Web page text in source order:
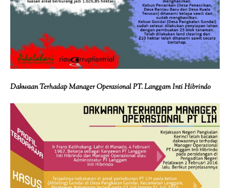
Dakwaan Terhadap Manager Operasional PT. Langgam Inti Hibrindo